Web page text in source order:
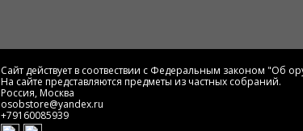
Сайт действует в соотвествии с Федеральным законом "Об
На сайте представляются предметы из частных собраний.
Россия, Москва
osobstore@yandex.ru
+79160085939